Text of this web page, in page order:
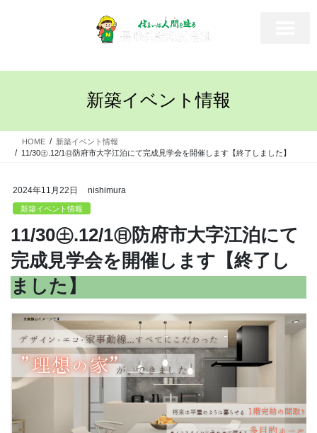
新築イベント情報
HOME
新築イベント情報
11/30㊏.12/1㊐防府市大字江泊にて完成見学会を開催します【終了しました】
2024年11月22日 nishimura
新築イベント情報
11/30㊏.12/1㊐防府市大字江泊にて
完成見学会を開催します【終了し
ました】